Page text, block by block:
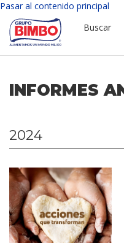
Nota:
este
sitio
web
incluye
Pasar al contenido principal
Buscar
INFORMES
2024